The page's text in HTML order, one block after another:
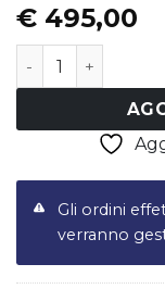
€ 495,00
Set scacchi/
Gli ordini
verranno